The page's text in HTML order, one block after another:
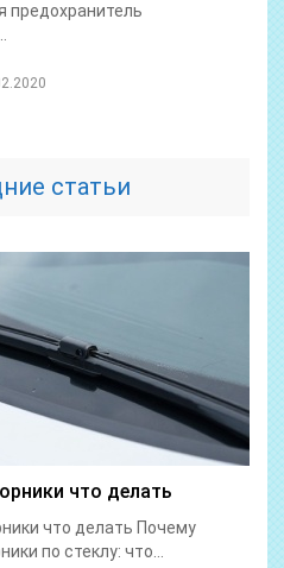
предохранитель
статьи
что делать
что делать Почему
по стеклу: что...